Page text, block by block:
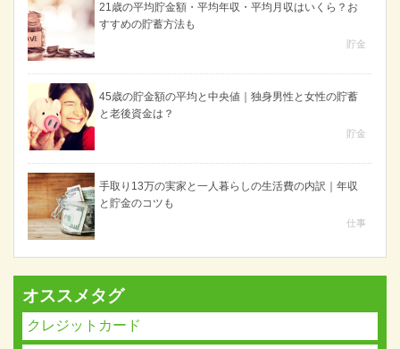
21歳の平均貯金額・平均年収・平均月収はいくら？お
すすめの貯蓄方法も
貯金
45歳の貯金額の平均と中央値｜独身男性と女性の貯蓄
と老後資金は？
貯金
手取り13万の実家と一人暮らしの生活費の内訳｜年収
と貯金のコツも
仕事
オススメタグ
クレジットカード